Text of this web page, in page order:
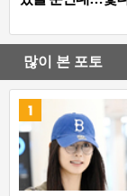
많이 본 포토